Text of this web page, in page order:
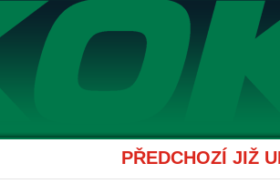
PŘEDCHOZÍ JIŽ